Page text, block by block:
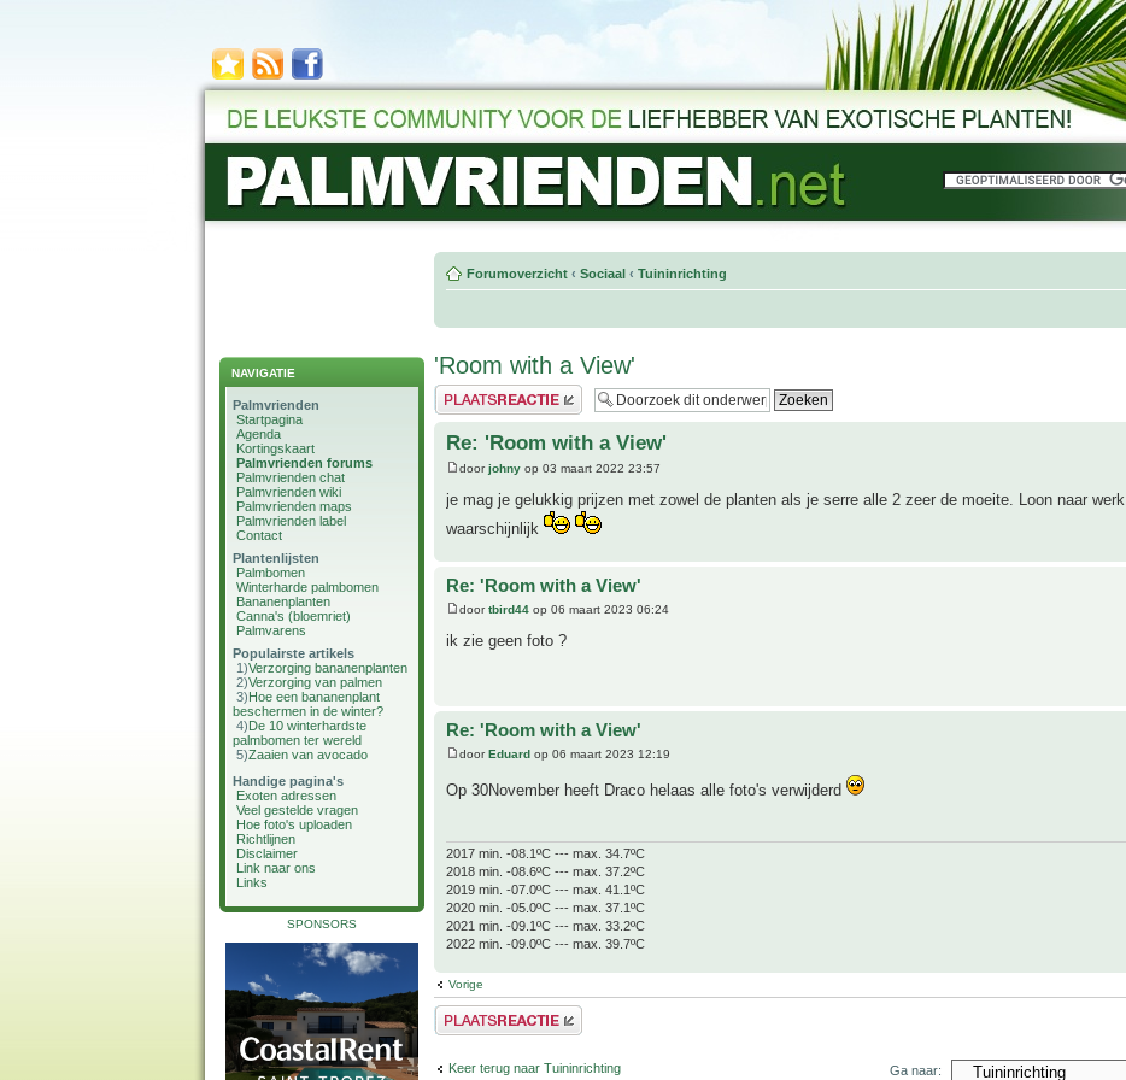
NAVIGATIE
Palmvrienden
Startpagina
Agenda
Kortingskaart
Palmvrienden forums
Palmvrienden chat
Palmvrienden wiki
Palmvrienden maps
Palmvrienden label
Contact
Plantenlijsten
Palmbomen
Winterharde palmbomen
Bananenplanten
Canna's (bloemriet)
Palmvarens
Populairste artikels
1)Verzorging bananenplanten
2)Verzorging van palmen
3)Hoe een bananenplant
beschermen in de winter?
4)De 10 winterhardste
palmbomen ter wereld
5)Zaaien van avocado
Handige pagina's
Exoten adressen
Veel gestelde vragen
Hoe foto's uploaden
Richtlijnen
Disclaimer
Link naar ons
Links
SPONSORS
Forumoverzicht ‹ Sociaal ‹ Tuininrichting
'Room with a View'
Plaats een reactie
Re: 'Room with a View'
doorjohny op 03 maart 2022 23:57
je mag je gelukkig prijzen met zowel de planten als je serre alle 2 zeer de moeite. Loon naar werk
waarschijnlijk
Re: 'Room with a View'
doortbird44 op 06 maart 2023 06:24
ik zie geen foto ?
Re: 'Room with a View'
doorEduard op 06 maart 2023 12:19
Op 30November heeft Draco helaas alle foto's verwijderd
2017 min. -08.1ºC --- max. 34.7ºC
2018 min. -08.6ºC --- max. 37.2ºC
2019 min. -07.0ºC --- max. 41.1ºC
2020 min. -05.0ºC --- max. 37.1ºC
2021 min. -09.1ºC --- max. 33.2ºC
2022 min. -09.0ºC --- max. 39.7ºC
Vorige
Plaats een reactie
Keer terug naar Tuininrichting Ga naar: